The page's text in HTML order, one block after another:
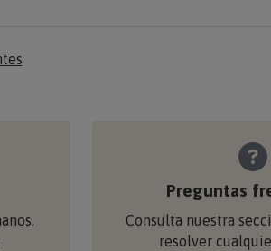
Preguntas
Consulta nuestra
resolver